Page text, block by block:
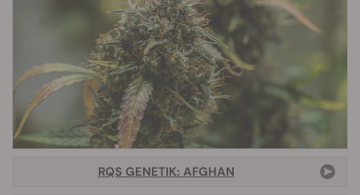
RQS GENETIK: AFGHAN